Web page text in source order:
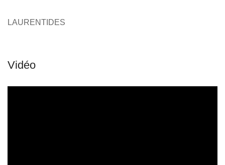
LAURENTIDES